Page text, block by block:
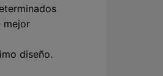
mejor
diseño.